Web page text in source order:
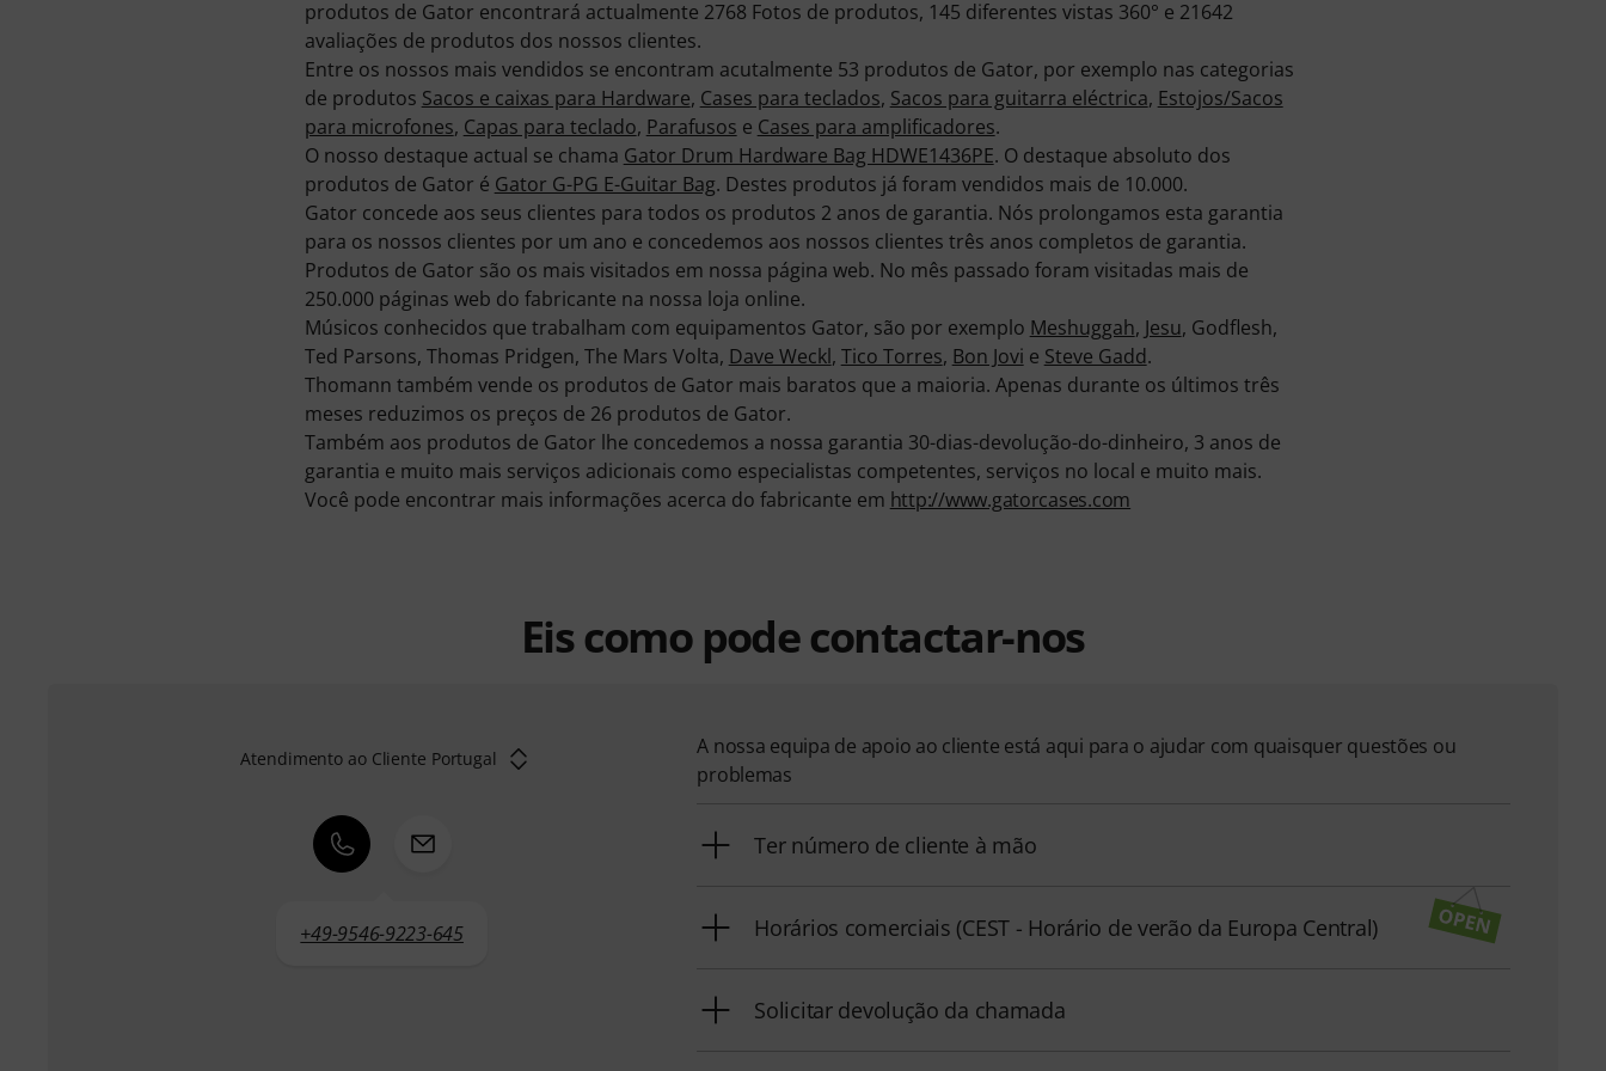
produtos de Gator encontrará actualmente 2768 Fotos de produtos, 145 diferentes vistas 360° e 21642
avaliações de produtos dos nossos clientes.
Entre os nossos mais vendidos se encontram acutalmente 53 produtos de Gator, por exemplo nas categorias
de produtos Sacos e caixas para Hardware, Cases para teclados, Sacos para guitarra eléctrica, Estojos/Sacos
para microfones, Capas para teclado, Parafusos e Cases para amplificadores.
O nosso destaque actual se chama Gator Drum Hardware Bag HDWE1436PE. O destaque absoluto dos
produtos de Gator é Gator G-PG E-Guitar Bag. Destes produtos já foram vendidos mais de 10.000.
Gator concede aos seus clientes para todos os produtos 2 anos de garantia. Nós prolongamos esta garantia
para os nossos clientes por um ano e concedemos aos nossos clientes três anos completos de garantia.
Produtos de Gator são os mais visitados em nossa página web. No mês passado foram visitadas mais de
250.000 páginas web do fabricante na nossa loja online.
Músicos conhecidos que trabalham com equipamentos Gator, são por exemplo Meshuggah, Jesu, Godflesh,
Ted Parsons, Thomas Pridgen, The Mars Volta, Dave Weckl, Tico Torres, Bon Jovi e Steve Gadd.
Thomann também vende os produtos de Gator mais baratos que a maioria. Apenas durante os últimos três
meses reduzimos os preços de 26 produtos de Gator.
Também aos produtos de Gator lhe concedemos a nossa garantia 30-dias-devolução-do-dinheiro, 3 anos de
garantia e muito mais serviços adicionais como especialistas competentes, serviços no local e muito mais.
Você pode encontrar mais informações acerca do fabricante em http://www.gatorcases.com
Eis como pode contactar-nos
Atendimento ao Cliente Portugal
+49-9546-9223-645
A nossa equipa de apoio ao cliente está aqui para o ajudar com quaisquer questões ou
problemas
Ter número de cliente à mão
Horários comerciais (CEST - Horário de verão da Europa Central)
Solicitar devolução da chamada